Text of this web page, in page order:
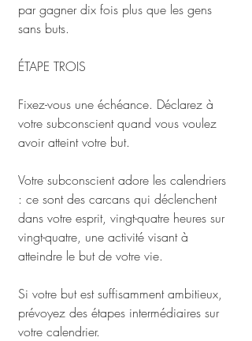
par gagner dix fois plus que les gens
sans buts.
ÉTAPE TROIS
Fixez-vous une échéance. Déclarez à
votre subconscient quand vous voulez
avoir atteint votre but.
Votre subconscient adore les calendriers
: ce sont des carcans qui déclenchent
dans votre esprit, vingt-quatre heures sur
vingt-quatre, une activité visant à
atteindre le but de votre vie.
Si votre but est suffisamment ambitieux,
prévoyez des étapes intermédiaires sur
votre calendrier.